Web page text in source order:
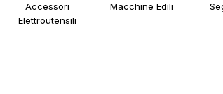
Accessori
Elettroutensili
Macchine Edili